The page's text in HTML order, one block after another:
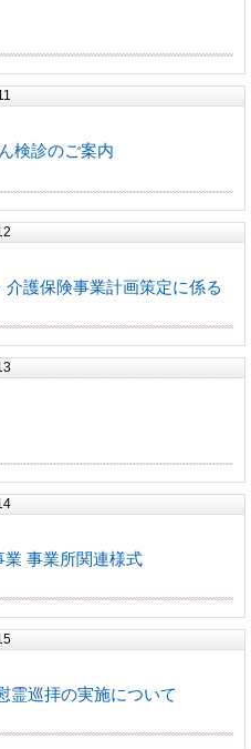
検診のご案内
護保険事業計画策定に係る
事業所関連様式
霊巡拝の実施について